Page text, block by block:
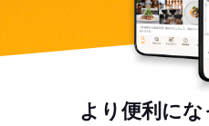
より便利に